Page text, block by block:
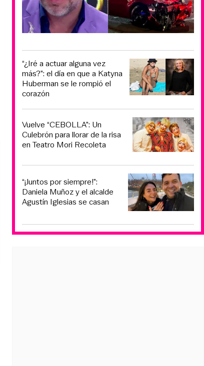
“¿Iré a actuar alguna vez
más?”: el día en que a Katyna
Huberman se le rompió el
corazón
Vuelve “CEBOLLA”: Un
Culebrón para llorar de la risa
en Teatro Mori Recoleta
“¡Juntos por siempre!”:
Daniela Muñoz y el alcalde
Agustín Iglesias se casan